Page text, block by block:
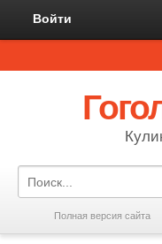
Войти
Полная версия сайта